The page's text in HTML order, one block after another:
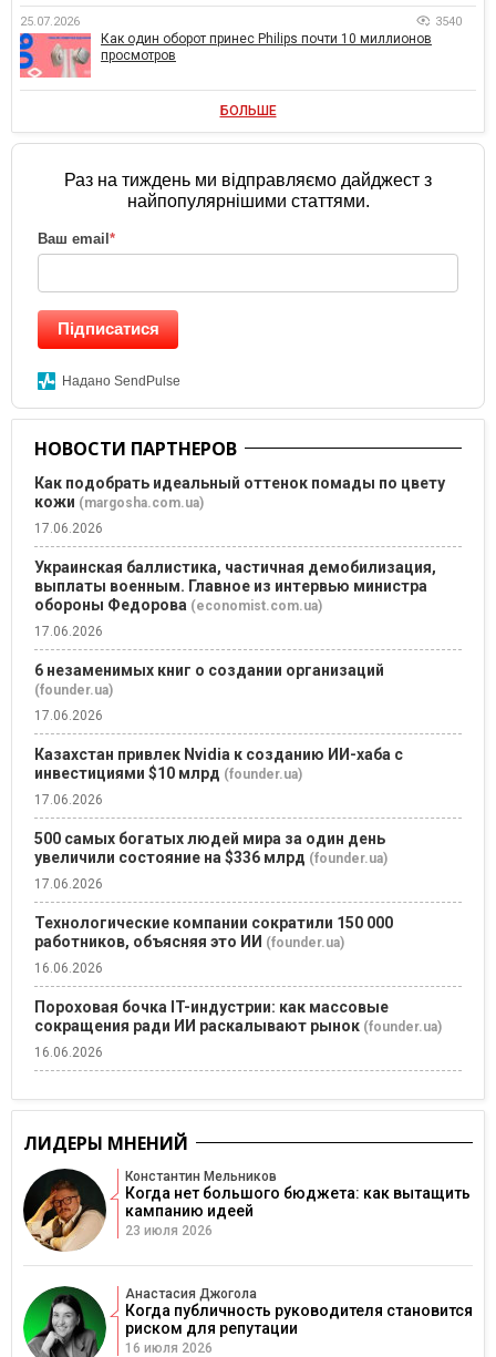
25.07.2026 3540
Как один оборот принес Philips почти 10 миллионов
просмотров
БОЛЬШЕ
Раз на тиждень ми відправляємо дайджест з
найпопулярнішими статтями.
Ваш email *
Підписатися
Надано SendPulse
НОВОСТИ ПАРТНЕРОВ
Как подобрать идеальный оттенок помады по цвету
кожи (margosha.com.ua)
17.06.2026
Украинская баллистика, частичная демобилизация,
выплаты военным. Главное из интервью министра
обороны Федорова (economist.com.ua)
17.06.2026
6 незаменимых книг о создании организаций
(founder.ua)
17.06.2026
Казахстан привлек Nvidia к созданию ИИ-хаба с
инвестициями $10 млрд (founder.ua)
17.06.2026
500 самых богатых людей мира за один день
увеличили состояние на $336 млрд (founder.ua)
17.06.2026
Технологические компании сократили 150 000
работников, объясняя это ИИ (founder.ua)
16.06.2026
Пороховая бочка IT-индустрии: как массовые
сокращения ради ИИ раскалывают рынок (founder.ua)
16.06.2026
ЛИДЕРЫ МНЕНИЙ
Константин Мельников
Когда нет большого бюджета: как вытащить
кампанию идеей
23 июля 2026
Анастасия Джогола
Когда публичность руководителя становится
риском для репутации
16 июля 2026